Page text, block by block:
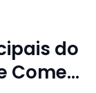
do
Come...